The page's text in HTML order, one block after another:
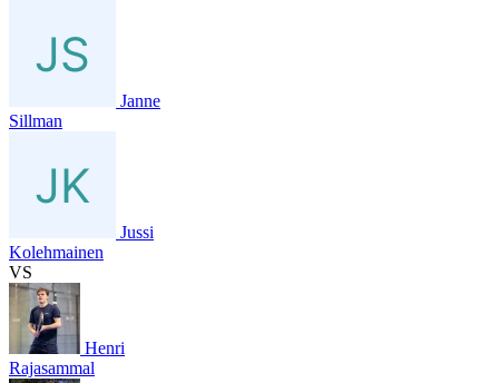
Janne
Sillman
Jussi
Kolehmainen
VS
Henri
Rajasammal